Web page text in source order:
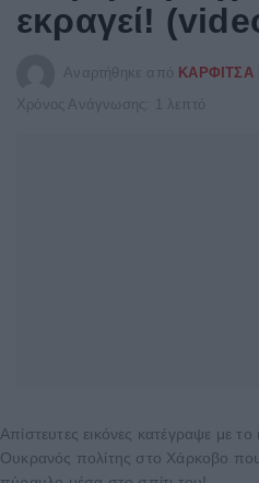
εκραγεί!
Αναρτήθηκε από ΚΑΡΦΙΤΣΑ
Χρόνος Ανάγνωσης: 1 λεπτό
Απίστευτες εικόνες κατέγραψε με
Ουκρανός πολίτης στο Χάρκοβο